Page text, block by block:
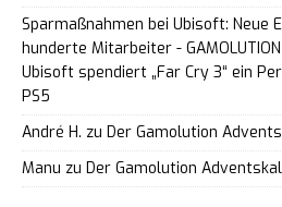
Sparmaßnahmen bei Ubisoft:
hunderte Mitarbeiter - GAMOLUTION
Ubisoft spendiert „Far Cry 3“ ein
PS5
André H. zu Der Gamolution
Manu zu Der Gamolution